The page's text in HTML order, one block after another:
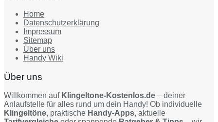
Home
Datenschutzerklärung
Impressum
Sitemap
Über uns
Handy Wiki
Über uns
Willkommen auf Klingeltone-Kostenlos.de – deiner
Anlaufstelle für alles rund um dein Handy! Ob individuelle
Klingeltöne, praktische Handy-Apps, aktuelle